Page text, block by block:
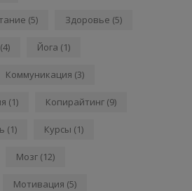
(5) Здоровье (5)
(4) Йога (1)
Коммуникация (3)
(1) Копирайтинг (9)
(1) Курсы (1)
Мозг (12)
Мотивация (5)